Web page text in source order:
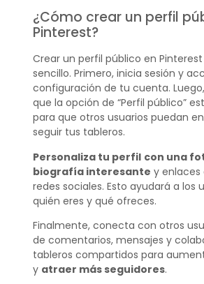
¿Cómo crear un perfil
Pinterest?
Crear un perfil público en
sencillo. Primero, inicia sesión y
configuración de tu cuenta.
que la opción de “Perfil público”
para que otros usuarios puedan
seguir tus tableros.
Personaliza tu perfil con una
biografía interesante y enlaces
redes sociales. Esto ayudará a los
quién eres y qué ofreces.
Finalmente, conecta con otros
de comentarios, mensajes y
tableros compartidos para
y atraer más seguidores.